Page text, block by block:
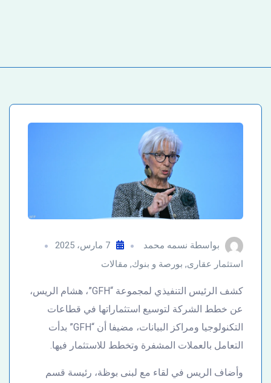
بواسطة نسمه محمد
7 مارس، 2025
استثمار عقارى, بورصة و بنوك, مقالات
كشف الرئيس التنفيذي لمجموعة “GFH”، هشام الريس،
عن خطط الشركة لتوسيع استثماراتها في قطاعات
التكنولوجيا ومراكز البيانات، مضيفا أن “GFH” بدأت
التعامل بالعملات المشفرة وتخطط للاستثمار فيها.
وأضاف الريس في لقاء مع لبنى بوظة، رئيسة قسم